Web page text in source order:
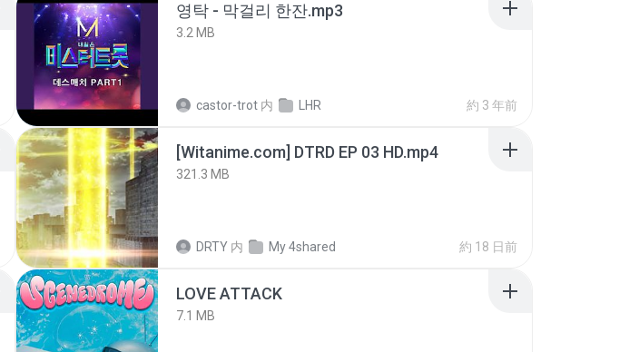
영탁 - 막걸리 한잔.mp3
3.2 MB
castor-trot 内 LHR 約 3 年前
[Witanime.com] DTRD EP 03 HD.mp4
321.3 MB
DRTY 内 My 4shared 約 18 日前
LOVE ATTACK
7.1 MB